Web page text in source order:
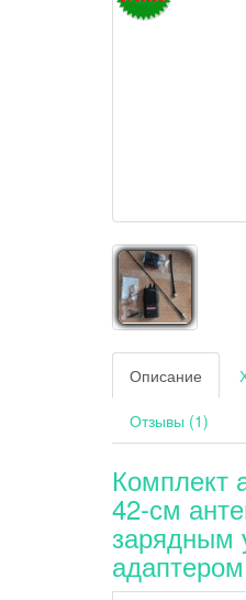
Описание
Отзывы (1)
Комплект
42-см
зарядным